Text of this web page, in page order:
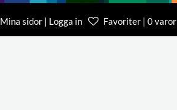
Mina sidor | Logga in Favoriter | 0 varor
Kundtjänst
046-31 18 00